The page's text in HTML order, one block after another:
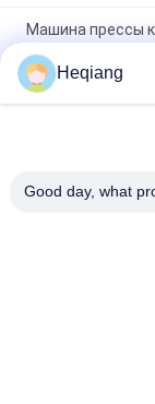
Машина прессы
одиночным
Двойная пресса
центрового
Верхняя
Heqiang
Good day, what